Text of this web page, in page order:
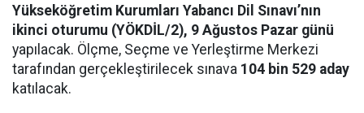
Yükseköğretim Kurumları Yabancı Dil Sınavı’nın
ikinci oturumu (YÖKDİL/2), 9 Ağustos Pazar günü
yapılacak. Ölçme, Seçme ve Yerleştirme Merkezi
tarafından gerçekleştirilecek sınava 104 bin 529 aday
katılacak.